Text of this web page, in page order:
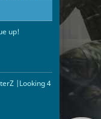
Адрес
up!
|Looking 4